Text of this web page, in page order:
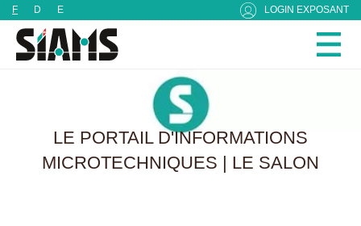
F D E LOGIN EXPOSANT
LE PORTAIL D'INFORMATIONS
MICROTECHNIQUES | LE SALON
Panneau de gestion des cookies